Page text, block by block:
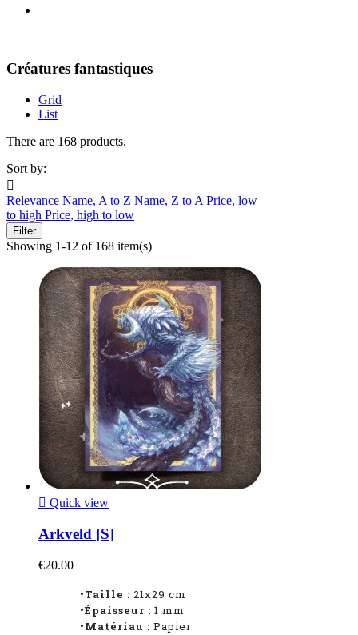
Créatures fantastiques
Grid
List
There are 168 products.
Sort by:

Relevance Name, A to Z Name, Z to A Price, low
to high Price, high to low
Filter
Showing 1-12 of 168 item(s)
 Quick view
Arkveld [S]
€20.00
•Taille : 21x29 cm
•Épaisseur : 1 mm
•Matériau : Papier